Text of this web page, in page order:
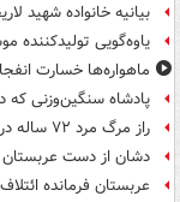
بیانیه خانواده شهید
یاوه‌گویی تولیدکننده
ماهواره‌ها خسارت
پادشاه سنگین‌وزنی که
راز مرگ مرد ۷۲ ساله در تهرانپارس فاش شد
دشان از دست عربستان
عربستان فرمانده